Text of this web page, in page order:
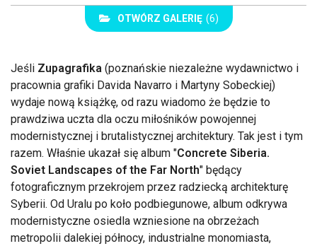
OTWÓRZ GALERIĘ (6)
Jeśli Zupagrafika (poznańskie niezależne wydawnictwo i
pracownia grafiki Davida Navarro i Martyny Sobeckiej)
wydaje nową książkę, od razu wiadomo że będzie to
prawdziwa uczta dla oczu miłośników powojennej
modernistycznej i brutalistycznej architektury. Tak jest i tym
razem. Właśnie ukazał się album "Concrete Siberia.
Soviet Landscapes of the Far North" będący
fotograficznym przekrojem przez radziecką architekturę
Syberii. Od Uralu po koło podbiegunowe, album odkrywa
modernistyczne osiedla wzniesione na obrzeżach
metropolii dalekiej północy, industrialne monomiasta,